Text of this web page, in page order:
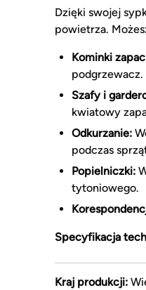
Dzięki swojej
powietrza.
Kominki
podgrzewacz.
Szafy i
kwiatowy
Odkurzanie:
podczas
Popielniczki:
tytoniowego.
Specyfikacja
Kraj produkcji: